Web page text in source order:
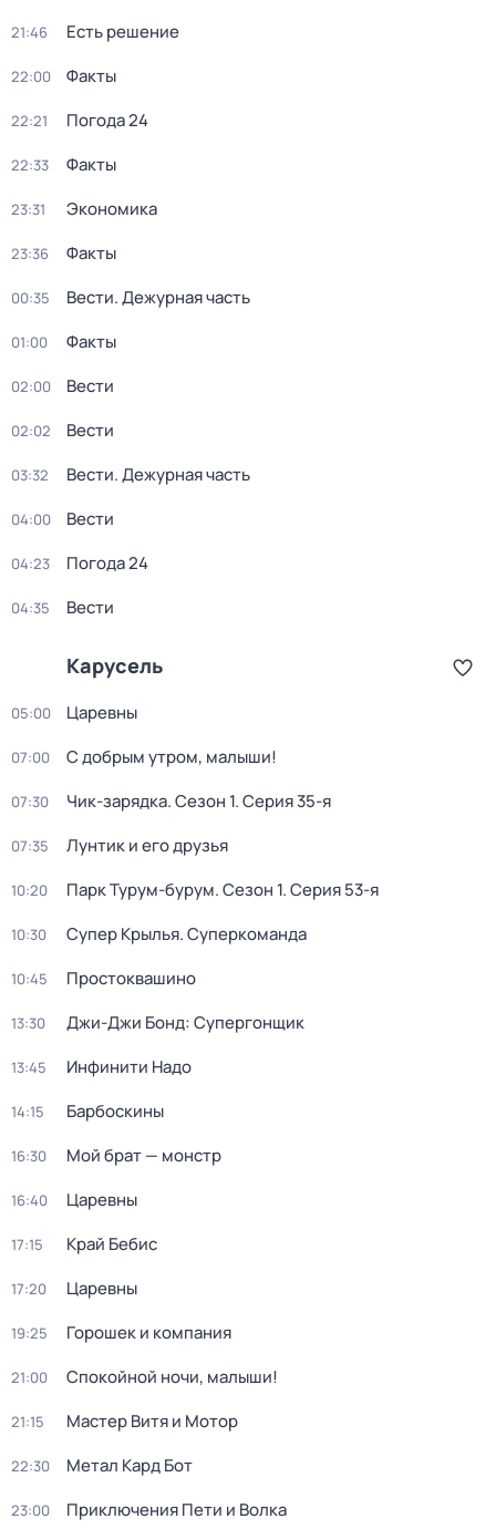
21:46 Есть решение
22:00 Факты
22:21 Погода 24
22:33 Факты
23:31 Экономика
23:36 Факты
00:35 Вести. Дежурная часть
01:00 Факты
02:00 Вести
02:02 Вести
03:32 Вести. Дежурная часть
04:00 Вести
04:23 Погода 24
04:35 Вести
Карусель
05:00 Царевны
07:00 С добрым утром, малыши!
07:30 Чик-зарядка. Сезон 1. Серия 35-я
07:35 Лунтик и его друзья
10:20 Парк Турум-бурум. Сезон 1. Серия 53-я
10:30 Супер Крылья. Суперкоманда
10:45 Простоквашино
13:30 Джи-Джи Бонд: Супергонщик
13:45 Инфинити Надо
14:15 Барбоскины
16:30 Мой брат — монстр
16:40 Царевны
17:15 Край Бебис
17:20 Царевны
19:25 Горошек и компания
21:00 Спокойной ночи, малыши!
21:15 Мастер Витя и Мотор
22:30 Метал Кард Бот
23:00 Приключения Пети и Волка